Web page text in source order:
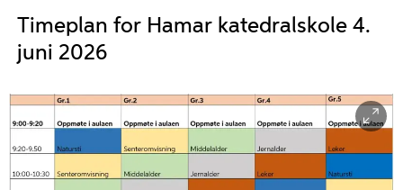
Timeplan for Hamar katedralskole 4.
juni 2026